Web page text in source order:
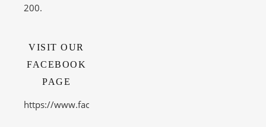
200.
VISIT OUR
FACEBOOK
PAGE
https://www.facebook.com/theacetechnicalinstitute/